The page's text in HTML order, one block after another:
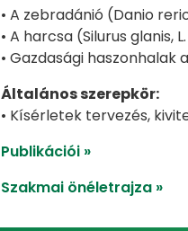
• A zebradánió (Danio
• A harcsa (Silurus
• Gazdasági
Általános szerepkör:
• Kísérletek tervezés,
Publikációi »
Szakmai önéletrajza »